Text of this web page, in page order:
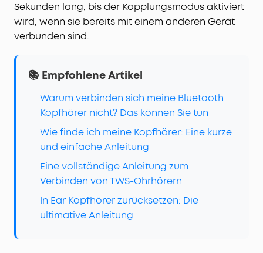
Sekunden lang, bis der Kopplungsmodus aktiviert
wird, wenn sie bereits mit einem anderen Gerät
verbunden sind.
📚 Empfohlene Artikel
Warum verbinden sich meine Bluetooth
Kopfhörer nicht? Das können Sie tun
Wie finde ich meine Kopfhörer: Eine kurze
und einfache Anleitung
Eine vollständige Anleitung zum
Verbinden von TWS-Ohrhörern
In Ear Kopfhörer zurücksetzen: Die
ultimative Anleitung